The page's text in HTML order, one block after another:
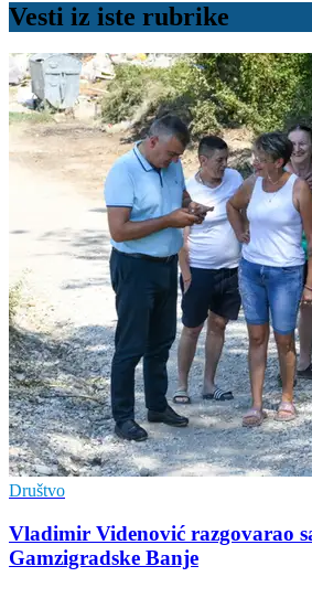
Vesti iz iste rubrike
Društvo
Vladimir Vidеnović razgovarao
Gamzigradskе Banjе